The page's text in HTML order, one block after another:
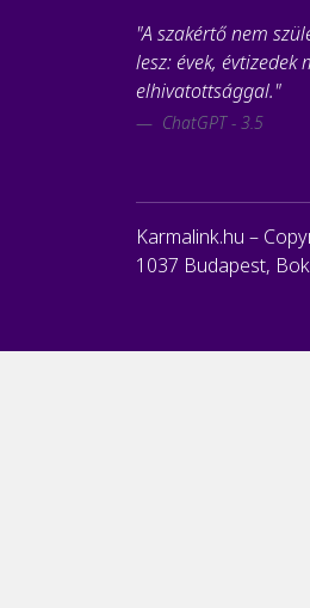
"A szakértő nem
lesz: évek, évtizedek
elhivatottsággal."
ChatGPT - 3.5
Karmalink.hu –
1037 Budapest,